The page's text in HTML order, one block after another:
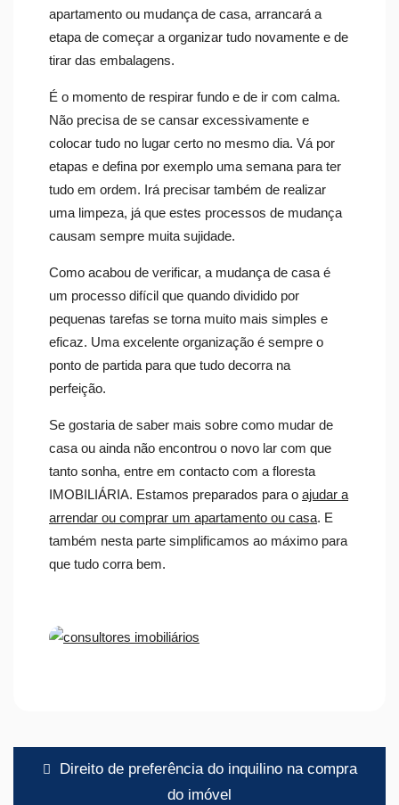
apartamento ou mudança de casa, arrancará a
etapa de começar a organizar tudo novamente e de
tirar das embalagens.
É o momento de respirar fundo e de ir com calma.
Não precisa de se cansar excessivamente e
colocar tudo no lugar certo no mesmo dia. Vá por
etapas e defina por exemplo uma semana para ter
tudo em ordem. Irá precisar também de realizar
uma limpeza, já que estes processos de mudança
causam sempre muita sujidade.
Como acabou de verificar, a mudança de casa é
um processo difícil que quando dividido por
pequenas tarefas se torna muito mais simples e
eficaz. Uma excelente organização é sempre o
ponto de partida para que tudo decorra na
perfeição.
Se gostaria de saber mais sobre como mudar de
casa ou ainda não encontrou o novo lar com que
tanto sonha, entre em contacto com a floresta
IMOBILIÁRIA. Estamos preparados para o ajudar a
arrendar ou comprar um apartamento ou casa. E
também nesta parte simplificamos ao máximo para
que tudo corra bem.
Navegação
Direito de preferência do inquilino na compra
do imóvel